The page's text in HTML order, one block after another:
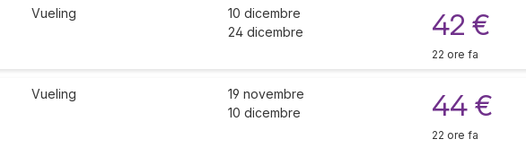
Vueling
10 dicembre
24 dicembre
42 €
22 ore fa
Vueling
19 novembre
10 dicembre
44 €
22 ore fa